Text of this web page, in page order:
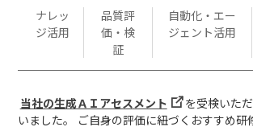
ナレッ
ジ活用
品質評
価・検
証
自動化・エー
ジェント活用
当社の生成ＡＩアセスメント
を受検いた
いました。
ご自身の評価に紐づくおすすめ研